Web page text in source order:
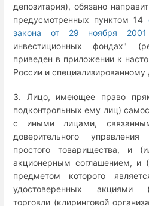
депозитария), обязано
предусмотренных пунктом 14
закона от 29 ноября
инвестиционных фондах"
приведен в приложении к
России и специализированному
3. Лицо, имеющее право
подконтрольных ему лиц)
с иными лицами,
доверительного
простого товарищества, и
акционерным соглашением, и
предметом которого
удостоверенных акциями
торговли (клиринговой